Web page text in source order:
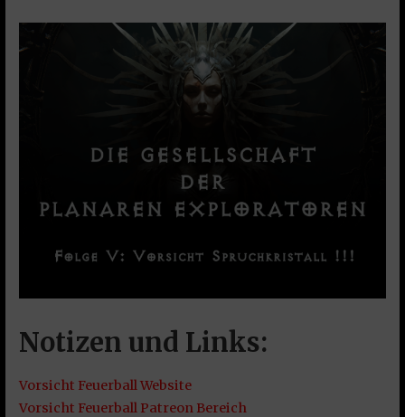
Notizen und Links:
Vorsicht Feuerball Website
Vorsicht Feuerball Patreon Bereich